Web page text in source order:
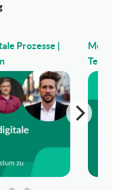
Prozesse |
Mehr
Teil 2 –